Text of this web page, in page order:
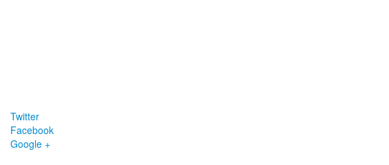
Twitter
Facebook
Google +